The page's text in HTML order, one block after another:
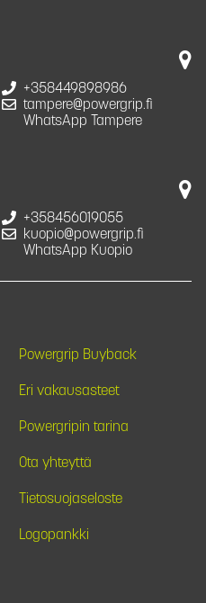
+358449898986
tampere@powergrip.fi
WhatsApp Tampere
+358456019055
kuopio@powergrip.fi
WhatsApp Kuopio
Powergrip Buyback
Eri vakausasteet
Powergripin tarina
Ota yhteyttä
Tietosuojaseloste
Logopankki